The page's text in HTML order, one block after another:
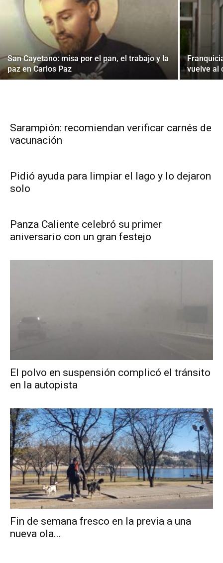
San Cayetano: misa por el pan, el trabajo y la
paz en Carlos Paz
vuelve al
Sarampión: recomiendan verificar carnés de
vacunación
Pidió ayuda para limpiar el lago y lo dejaron
solo
Panza Caliente celebró su primer
aniversario con un gran festejo
El polvo en suspensión complicó el tránsito
en la autopista
Fin de semana fresco en la previa a una
nueva ola...